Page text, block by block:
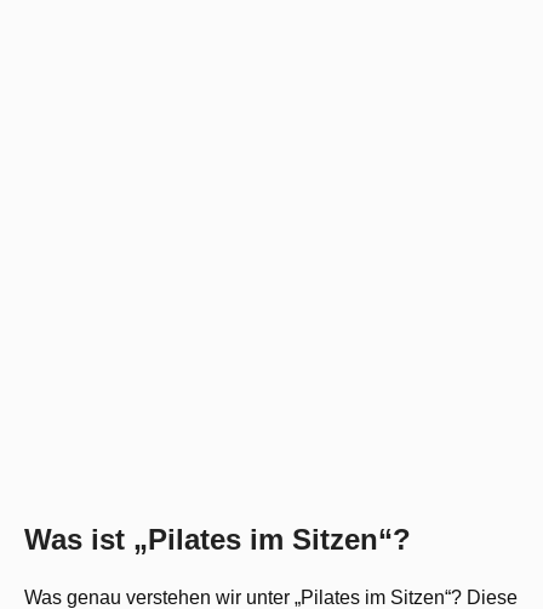
Was ist „Pilates im Sitzen“?
Was genau verstehen wir unter „Pilates im Sitzen“? Diese